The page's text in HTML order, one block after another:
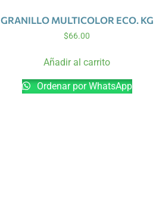
GRANILLO MULTICOLOR ECO. KG
$66.00
Añadir al carrito
Ordenar por WhatsApp